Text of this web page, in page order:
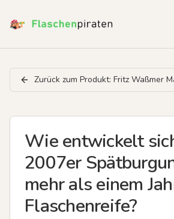
Zurück zum Produkt: Fritz Waßmer
Wie entwickelt
2007er
mehr als einem
Flaschenreife?